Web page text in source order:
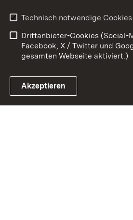
Link zum Landesportal
Barrierefreiheit
Impressum
Technisch notwendige Cookies
Drittanbieter-Cookies (Social-
Facebook, X / Twitter und
gesamten Webseite aktiviert.)
Akzeptieren